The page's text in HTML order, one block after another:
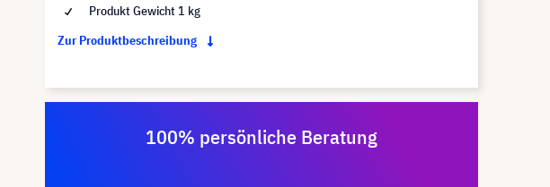
Produkt Gewicht 1 kg
Zur Produktbeschreibung
100% persönliche Beratung